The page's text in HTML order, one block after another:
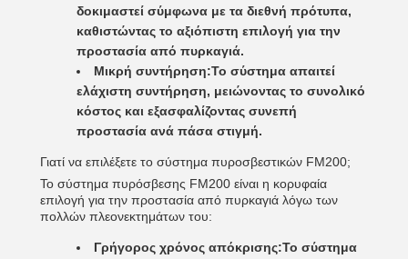
δοκιμαστεί σύμφωνα με τα διεθνή πρότυπα,
καθιστώντας το αξιόπιστη επιλογή για την
προστασία από πυρκαγιά.
Μικρή συντήρηση:Το σύστημα απαιτεί
ελάχιστη συντήρηση, μειώνοντας το συνολικό
κόστος και εξασφαλίζοντας συνεπή
προστασία ανά πάσα στιγμή.
Γιατί να επιλέξετε το σύστημα πυροσβεστικών FM200;
Το σύστημα πυρόσβεσης FM200 είναι η κορυφαία
επιλογή για την προστασία από πυρκαγιά λόγω των
πολλών πλεονεκτημάτων του:
Γρήγορος χρόνος απόκρισης:Το σύστημα